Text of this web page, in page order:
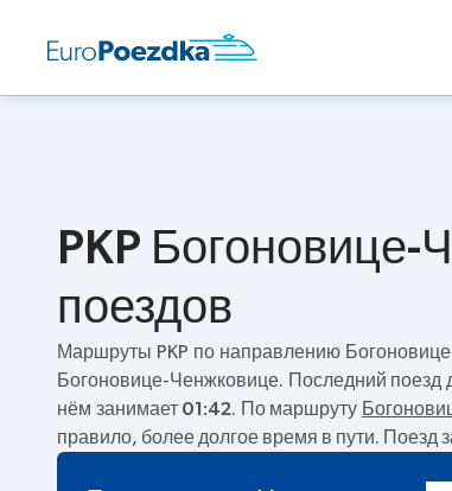
PKP
поездов
Маршруты PKP по направлению
Богоновице-Ченжковице. Последний поезд
нём занимает 01:42. По маршруту
правило, более долгое время в пути. Поезд